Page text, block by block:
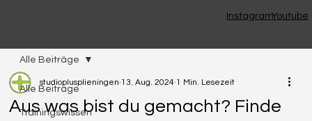
Youtube
Instagram
Alle Beiträge
Trainingswissen
Alle Beiträge
Aus was bist du gemacht? Finde
studioplusplieningen 13. Aug. 2024 1 Min. Lesezeit